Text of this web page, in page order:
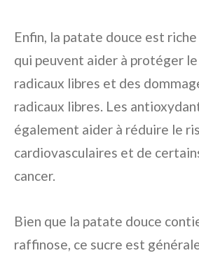
Enfin, la patate douce est
qui peuvent aider à protéger
radicaux libres et des
radicaux libres. Les
également aider à réduire le
cardiovasculaires et de
cancer.
Bien que la patate douce
raffinose, ce sucre est